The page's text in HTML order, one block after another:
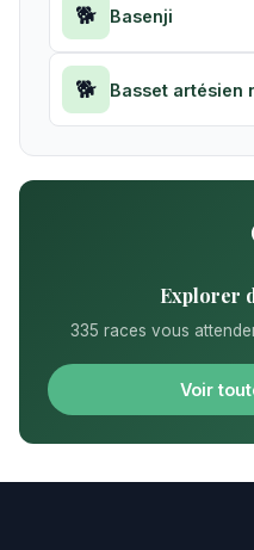
🐕 Basenji
🐕 Basset artésien
Explorer
335 races vous
Voir